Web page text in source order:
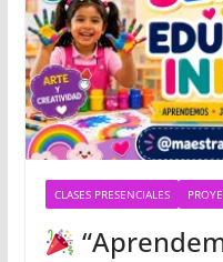
CLASES PRESENCIALES